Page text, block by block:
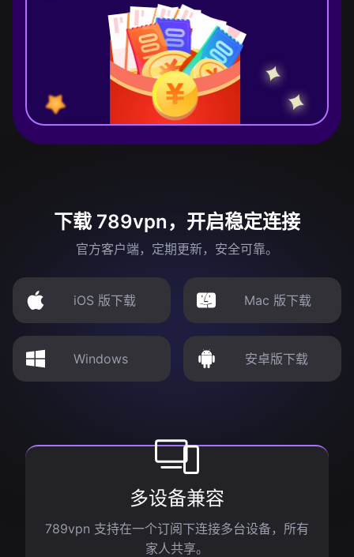
下载 789vpn，开启稳定连接
官方客户端，定期更新，安全可靠。
iOS 版下载 Mac 版下载
Windows 安卓版下载
多设备兼容
789vpn 支持在一个订阅下连接多台设备，所有
家人共享。